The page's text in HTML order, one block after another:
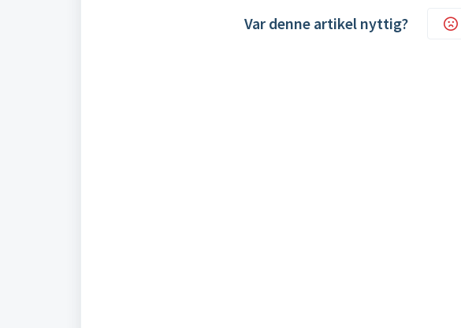
Var denne artikel nyttig?